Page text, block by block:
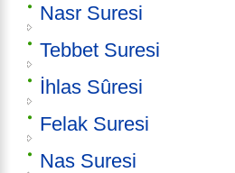
Nasr Suresi
Tebbet Suresi
İhlas Sûresi
Felak Suresi
Nas Suresi